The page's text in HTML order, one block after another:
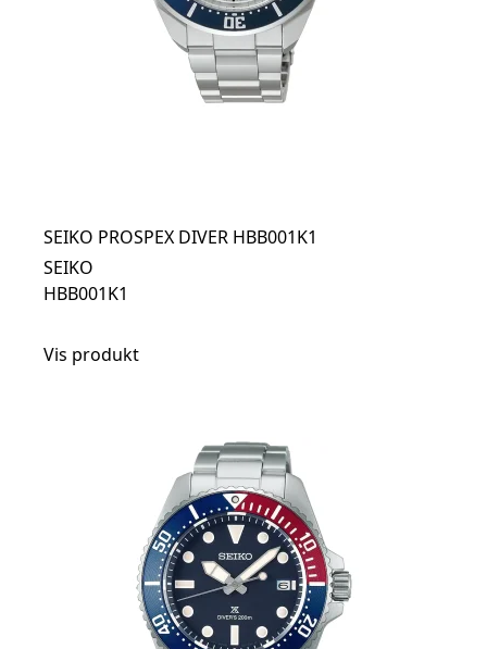
SEIKO PROSPEX DIVER HBB001K1
SEIKO
HBB001K1
Vis produkt